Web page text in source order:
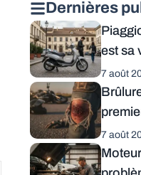
Dernières
est sa
7 août
7 août